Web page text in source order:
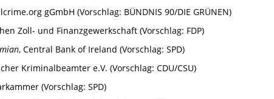
gGmbH (Vorschlag: BÜNDNIS 90/DIE GRÜNEN)
Zoll- und Finanzgewerkschaft (Vorschlag: FDP)
, Central Bank of Ireland (Vorschlag: SPD)
Kriminalbeamter e.V. (Vorschlag: CDU/CSU)
(Vorschlag: SPD)